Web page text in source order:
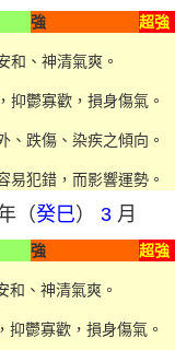
強
超強
和、神清氣爽。
抑鬱寡歡，損身傷氣。
、跌傷、染疾之傾向。
易犯錯，而影響運勢。
（癸巳） 3 月
強
超強
和、神清氣爽。
抑鬱寡歡，損身傷氣。